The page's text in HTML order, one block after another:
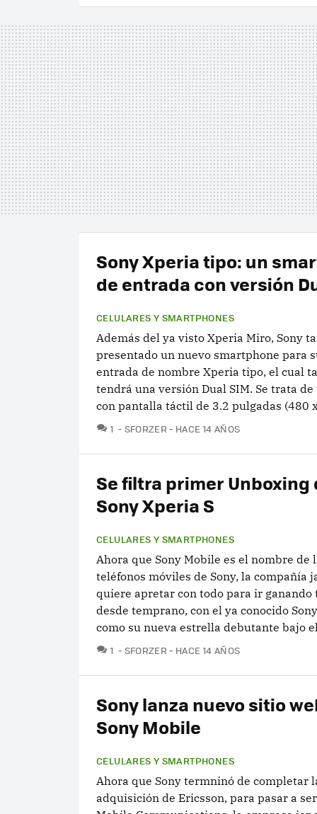
Sony Xperia tipo: un
de entrada con versión
CELULARES Y SMARTPHONES
Además del ya visto Xperia Miro, Sony
presentado un nuevo smartphone para
entrada de nombre Xperia tipo, el cual
tendrá una versión Dual SIM. Se trata
con pantalla táctil de 3.2 pulgadas (480
1 COMENTARIOS
SFORZER HACE 14 AÑOS
Se filtra primer Unboxing
Sony Xperia S
CELULARES Y SMARTPHONES
Ahora que Sony Mobile es el nombre de
teléfonos móviles de Sony, la compañía
quiere apretar con todo para ir ganando
desde temprano, con el ya conocido
como su nueva estrella debutante bajo
1 COMENTARIOS
SFORZER HACE 14 AÑOS
Sony lanza nuevo sitio
Sony Mobile
CELULARES Y SMARTPHONES
Ahora que Sony termninó de completar
adquisición de Ericsson, para pasar a